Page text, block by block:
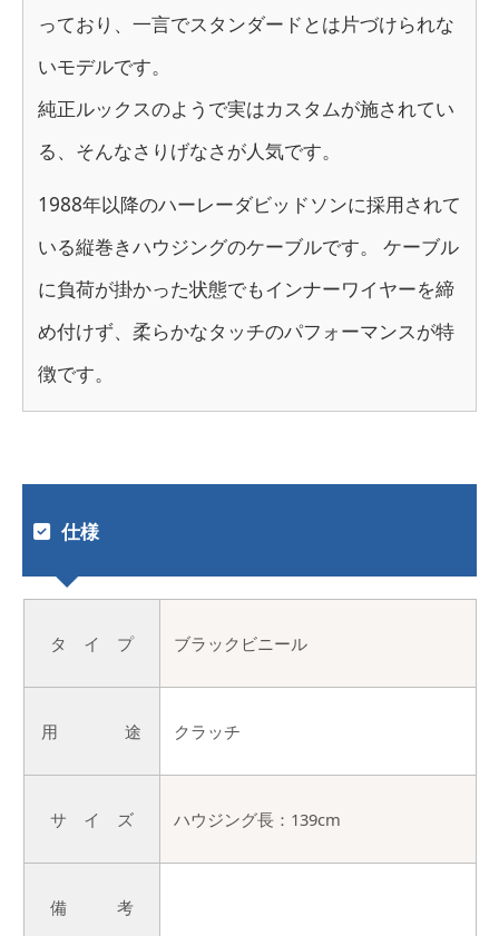
っており、一言でスタンダードとは片づけられな
いモデルです。
純正ルックスのようで実はカスタムが施されてい
る、そんなさりげなさが人気です。
1988年以降のハーレーダビッドソンに採用されて
いる縦巻きハウジングのケーブルです。 ケーブル
に負荷が掛かった状態でもインナーワイヤーを締
め付けず、柔らかなタッチのパフォーマンスが特
徴です。
仕様
タ イ プ ブラックビニール
用 途 クラッチ
サ イ ズ ハウジング長：139cm
備 考